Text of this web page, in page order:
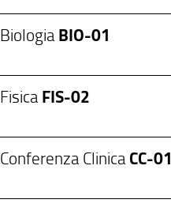
BiologiaBIO-01
FisicaFIS-02
Conferenza ClinicaCC-01